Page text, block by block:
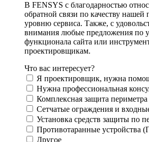
В FENSYS с благодарностью
обратной связи по качеству
уровню сервиса. Также, с
внимания любые предложения по
функционала сайта или
проектировщикам.
Что вас интересует?
Я проектировщик, нужна
Нужна профессиональная
Комплексная защита периметра
Сетчатые ограждения и
Установка средств защиты по
Противотаранные устройства
Другое